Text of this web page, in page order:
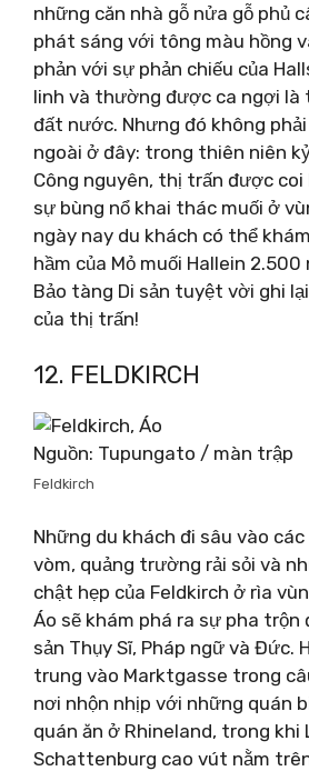
những căn nhà gỗ nửa gỗ phủ
phát sáng với tông màu hồng
phản với sự phản chiếu của
linh và thường được ca ngợi là
đất nước. Nhưng đó không
ngoài ở đây: trong thiên niên
Công nguyên, thị trấn được
sự bùng nổ khai thác muối ở
ngày nay du khách có thể
hầm của Mỏ muối Hallein
Bảo tàng Di sản tuyệt vời ghi
của thị trấn!
12. FELDKIRCH
Nguồn: Tupungato / màn trập
Feldkirch
Những du khách đi sâu vào
vòm, quảng trường rải sỏi và
chật hẹp của Feldkirch ở rìa
Áo sẽ khám phá ra sự pha trộn
sản Thụy Sĩ, Pháp ngữ và Đức.
trung vào Marktgasse trong
nơi nhộn nhịp với những quán
quán ăn ở Rhineland, trong khi
Schattenburg cao vút nằm